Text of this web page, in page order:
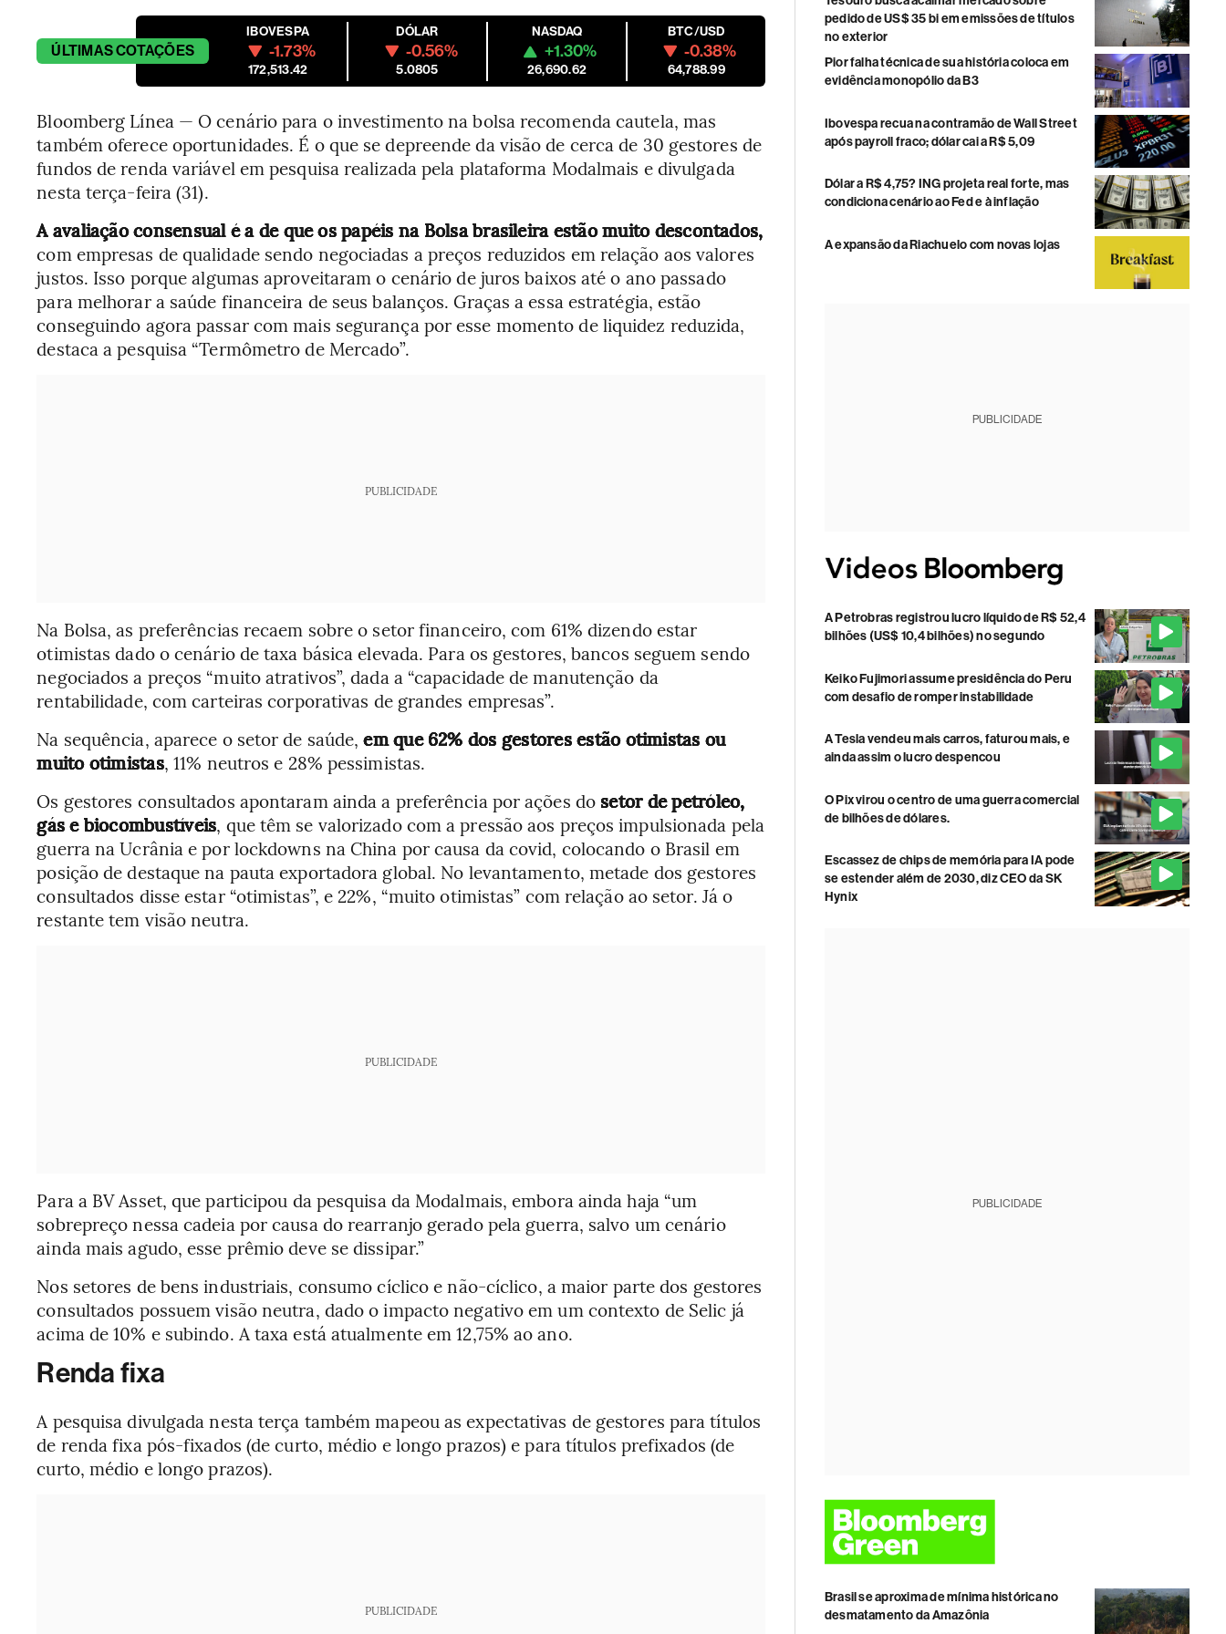
ÚLTIMASCOTAÇÕES
IBOVESPA
-1.73%
172,513.42
DÓLAR
-0.56%
5.0805
NASDAQ
+1.30%
26,690.62
BTC/USD
-0.38%
64,788.99
Bloomberg Línea — O cenário para o investimento na bolsa recomenda cautela, mas
também oferece oportunidades. É o que se depreende da visão de cerca de 30 gestores de
fundos de renda variável em pesquisa realizada pela plataforma Modalmais e divulgada
nesta terça-feira (31).
A avaliação consensual é a de que os papéis na Bolsa brasileira estão muito descontados,
com empresas de qualidade sendo negociadas a preços reduzidos em relação aos valores
justos. Isso porque algumas aproveitaram o cenário de juros baixos até o ano passado
para melhorar a saúde financeira de seus balanços. Graças a essa estratégia, estão
conseguindo agora passar com mais segurança por esse momento de liquidez reduzida,
destaca a pesquisa “Termômetro de Mercado”.
PUBLICIDADE
Na Bolsa, as preferências recaem sobre o setor financeiro, com 61% dizendo estar
otimistas dado o cenário de taxa básica elevada. Para os gestores, bancos seguem sendo
negociados a preços “muito atrativos”, dada a “capacidade de manutenção da
rentabilidade, com carteiras corporativas de grandes empresas”.
Na sequência, aparece o setor de saúde,em que 62% dos gestores estão otimistas ou
muito otimistas, 11% neutros e 28% pessimistas.
Os gestores consultados apontaram ainda a preferência por ações dosetor de petróleo,
gás e biocombustíveis, que têm se valorizado com a pressão aos preços impulsionada pela
guerra na Ucrânia e por lockdowns na China por causa da covid, colocando o Brasil em
posição de destaque na pauta exportadora global. No levantamento, metade dos gestores
consultados disse estar “otimistas”, e 22%, “muito otimistas” com relação ao setor. Já o
restante tem visão neutra.
PUBLICIDADE
Para a BV Asset, que participou da pesquisa da Modalmais, embora ainda haja “um
sobrepreço nessa cadeia por causa do rearranjo gerado pela guerra, salvo um cenário
ainda mais agudo, esse prêmio deve se dissipar.”
Nos setores de bens industriais, consumo cíclico e não-cíclico, a maior parte dos gestores
consultados possuem visão neutra, dado o impacto negativo em um contexto de Selic já
acima de 10% e subindo. A taxa está atualmente em 12,75% ao ano.
Renda fixa
A pesquisa divulgada nesta terça também mapeou as expectativas de gestores para títulos
de renda fixa pós-fixados (de curto, médio e longo prazos) e para títulos prefixados (de
curto, médio e longo prazos).
PUBLICIDADE
pedido de US$ 35 bi em emissões de títulos
no exterior
Pior falha técnica de sua história coloca em
evidência monopólio da B3
Ibovespa recua na contramão de Wall Street
após payroll fraco; dólar cai a R$ 5,09
Dólar a R$ 4,75? ING projeta real forte, mas
condiciona cenário ao Fed e à inflação
A expansão da Riachuelo com novas lojas
PUBLICIDADE
A Petrobras registrou lucro líquido de R$ 52,4
bilhões (US$ 10,4 bilhões) no segundo
Keiko Fujimori assume presidência do Peru
com desafio de romper instabilidade
A Tesla vendeu mais carros, faturou mais, e
ainda assim o lucro despencou
O Pix virou o centro de uma guerra comercial
de bilhões de dólares.
Escassez de chips de memória para IA pode
se estender além de 2030, diz CEO da SK
Hynix
PUBLICIDADE
Brasil se aproxima de mínima histórica no
desmatamento da Amazônia